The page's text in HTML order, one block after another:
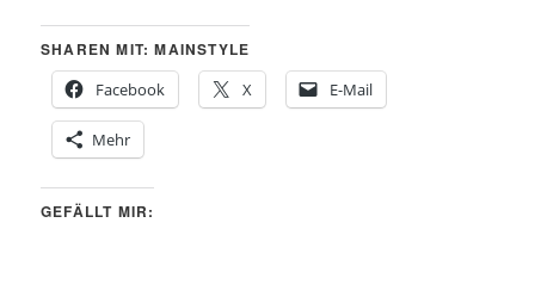
SHAREN MIT: MAINSTYLE
Facebook
X E-Mail
Mehr
GEFÄLLT MIR: